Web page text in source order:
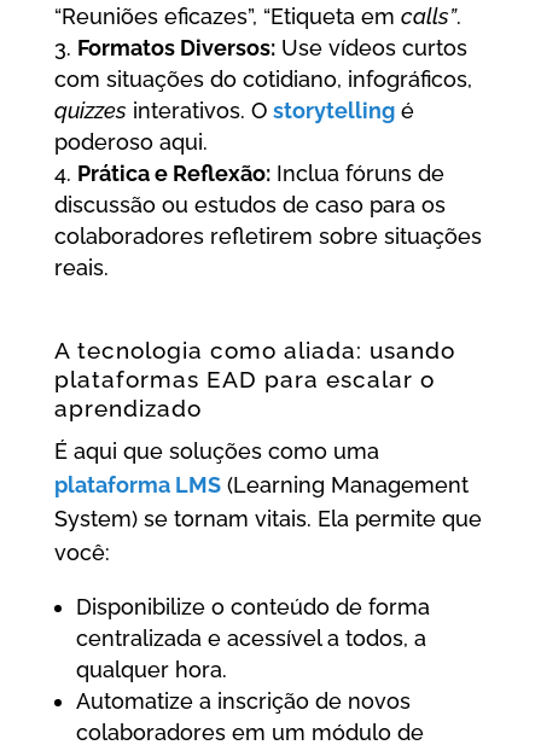
“Reuniões eficazes”, “Etiqueta em calls”.
Formatos Diversos:Use vídeos curtos
com situações do cotidiano, infográficos,
quizzes interativos. O storytellingé
poderoso aqui.
Prática e Reflexão:Inclua fóruns de
discussão ou estudos de caso para os
colaboradores refletirem sobre situações
reais.
A tecnologia como aliada: usando
plataformas EAD para escalar o
aprendizado
É aqui que soluções como uma
plataforma LMS(Learning Management
System) se tornam vitais. Ela permite que
você:
Disponibilize o conteúdo de forma
centralizada e acessível a todos, a
qualquer hora.
Automatize a inscrição de novos
colaboradores em um módulo de